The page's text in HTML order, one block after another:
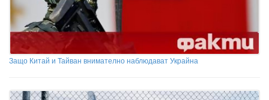
Защо Китай и Тайван внимателно наблюдават Украйна